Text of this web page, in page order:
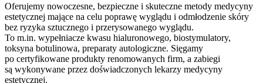
Oferujemy nowoczesne, bezpieczne i skuteczne metody medycyny
estetycznej mające na celu poprawę wyglądu i odmłodzenie skóry
bez ryzyka sztucznego i przerysowanego wyglądu.
To m.in. wypełniacze kwasu hialuronowego, biostymulatory,
toksyna botulinowa, preparaty autologiczne. Sięgamy
po certyfikowane produkty renomowanych firm, a zabiegi
są wykonywane przez doświadczonych lekarzy medycyny
estetycznej.